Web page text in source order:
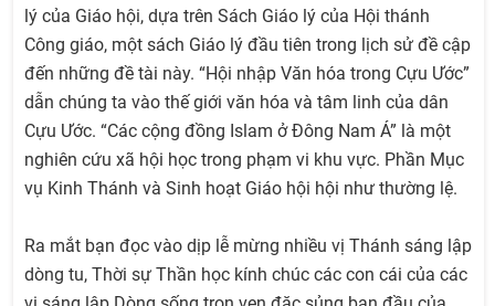
lý của Giáo hội, dựa trên Sách Giáo lý của Hội thánh
Công giáo, một sách Giáo lý đầu tiên trong lịch sử đề cập
đến những đề tài này. “Hội nhập Văn hóa trong Cựu Ước”
dẫn chúng ta vào thế giới văn hóa và tâm linh của dân
Cựu Ước. “Các cộng đồng Islam ở Đông Nam Á” là một
nghiên cứu xã hội học trong phạm vi khu vực. Phần Mục
vụ Kinh Thánh và Sinh hoạt Giáo hội hội như thường lệ.
Ra mắt bạn đọc vào dịp lễ mừng nhiều vị Thánh sáng lập
dòng tu, Thời sự Thần học kính chúc các con cái của các